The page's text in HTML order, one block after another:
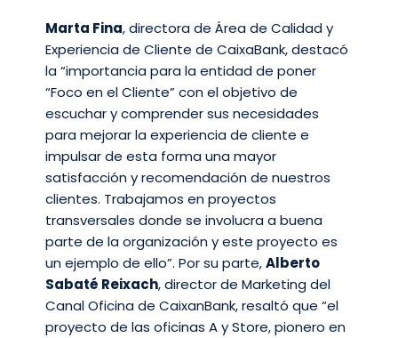
Marta Fina, directora de Área de Calidad y
Experiencia de Cliente de CaixaBank, destacó
la “importancia para la entidad de poner
“Foco en el Cliente” con el objetivo de
escuchar y comprender sus necesidades
para mejorar la experiencia de cliente e
impulsar de esta forma una mayor
satisfacción y recomendación de nuestros
clientes. Trabajamos en proyectos
transversales donde se involucra a buena
parte de la organización y este proyecto es
un ejemplo de ello”. Por su parte,Alberto
Sabaté Reixach, director de Marketing del
Canal Oficina de CaixanBank, resaltó que “el
proyecto de las oficinas A y Store, pionero en